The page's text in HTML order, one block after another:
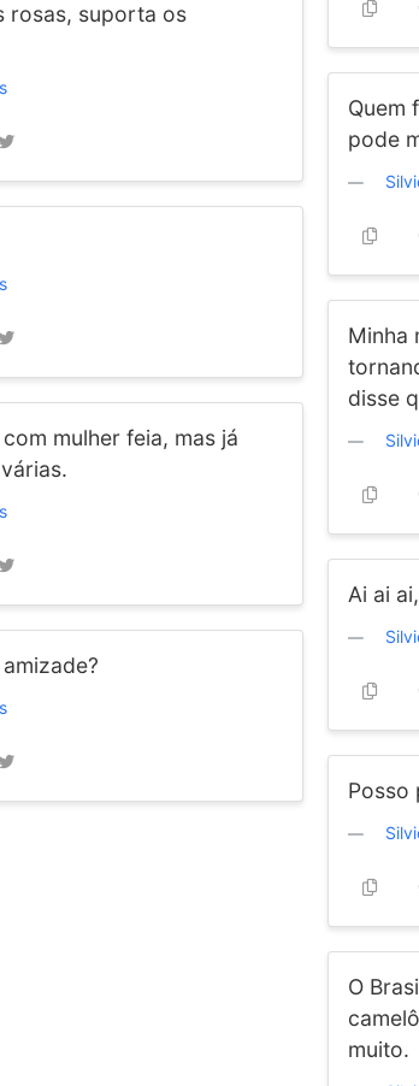
rosas, suporta os
mulher feia, mas já
Quem
pode
Minha
disse
Ai ai
Posso
O
muito.